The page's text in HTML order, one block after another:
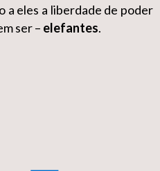
a eles a liberdade de poder
ser – elefantes.